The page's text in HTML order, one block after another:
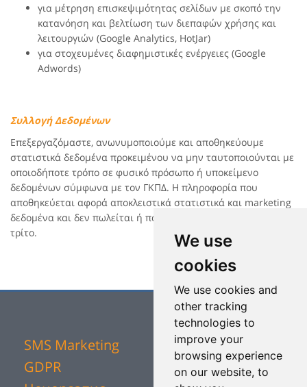
We use
cookies
We use cookies and
other tracking
technologies to
improve your
browsing experience
on our website, to
για μέτρηση επισκεψιμότητας σελίδων με σκοπό την
κατανόηση και βελτίωση των διεπαφών χρήσης και
λειτουργιών (Google Analytics, HotJar)
για στοχευμένες διαφημιστικές ενέργειες (Google
Adwords)
Συλλογή Δεδομένων
Επεξεργαζόμαστε, ανωνυμοποιούμε και αποθηκεύουμε
στατιστικά δεδομένα προκειμένου να μην ταυτοποιούνται με
οποιοδήποτε τρόπο σε φυσικό πρόσωπο ή υποκείμενο
δεδομένων σύμφωνα με τον ΓΚΠΔ. Η πληροφορία που
αποθηκεύεται αφορά αποκλειστικά στατιστικά και marketing
δεδομένα και δεν πωλείται ή παραχωρείται σε οποιονδήποτε
τρίτο.
SMS Marketing
GDPR